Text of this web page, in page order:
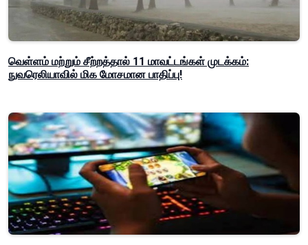
வெள்ளம் மற்றும் சீற்றத்தால் 11 மாவட்டங்கள் முடக்கம்:
நுவரெலியாவில் மிக மோசமான பாதிப்பு!